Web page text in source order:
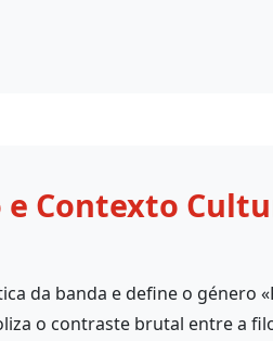
Contexto
da banda e define o género
o contraste brutal entre a